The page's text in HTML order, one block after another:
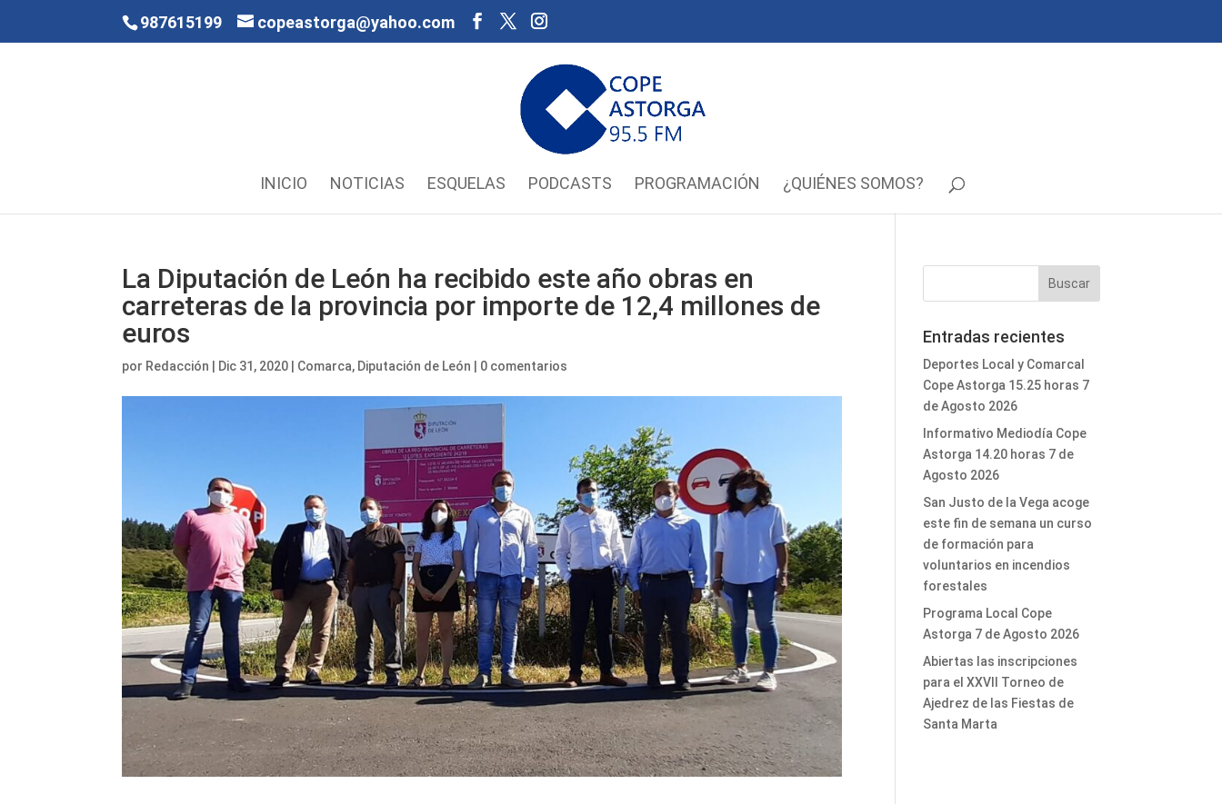
987615199 copeastorga@yahoo.com
INICIO NOTICIAS ESQUELAS PODCASTS PROGRAMACIÓN ¿QUIÉNES SOMOS?
La Diputación de León ha recibido este año obras en
carreteras de la provincia por importe de 12,4 millones de
euros
por Redacción Dic 31, 2020 Comarca, Diputación de León 0 comentarios
Entradas recientes
Deportes Local y Comarcal
Cope Astorga 15.25 horas 7
de Agosto 2026
Informativo Mediodía Cope
Astorga 14.20 horas 7 de
Agosto 2026
San Justo de la Vega acoge
este fin de semana un curso
de formación para
voluntarios en incendios
forestales
Programa Local Cope
Astorga 7 de Agosto 2026
Abiertas las inscripciones
para el XXVII Torneo de
Ajedrez de las Fiestas de
Santa Marta